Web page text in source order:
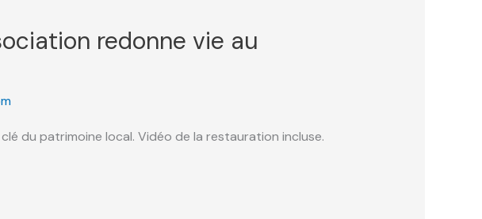
redonne vie au
du patrimoine local. Vidéo de la restauration incluse.